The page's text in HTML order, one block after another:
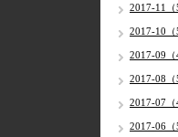
2017-11（
2017-10（
2017-09（
2017-08（
2017-07（
2017-06（